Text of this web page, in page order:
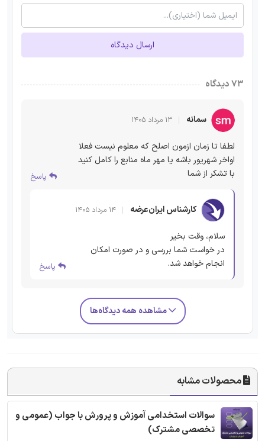
ارسال دیدگاه
۷۳ دیدگاه
سمانه ۱۳ مرداد ۱۴۰۵
لطفا تا زمان ازمون اصلح که معلوم نیست فعلا
اواخر شهریور باشه یا مهر ماه منابع را کامل کنید
با تشکر از شما
پاسخ
کارشناس ایران‌عرضه ۱۴ مرداد ۱۴۰۵
سلام، وقت بخیر
در خواست شما بررسی و در صورت امکان
انجام خواهد شد.
پاسخ
مشاهده همه دیدگاه‌ها
محصولات مشابه
سوالات استخدامی آموزش و پرورش با جواب (عمومی و
تخصصی مشترک)